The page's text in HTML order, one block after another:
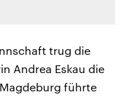
trug die
Andrea Eskau die
führte